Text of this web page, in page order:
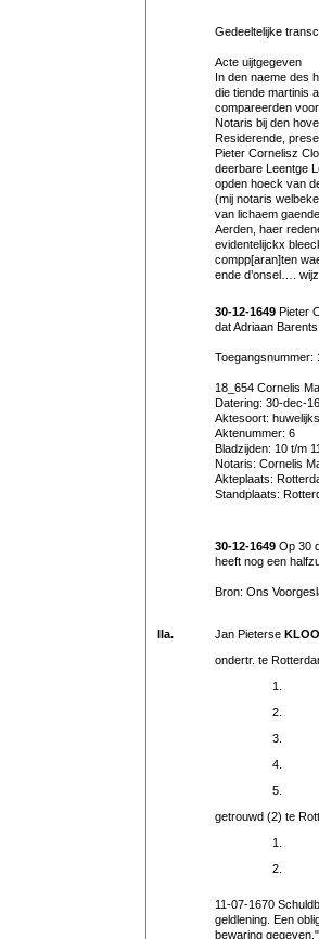
Gedeeltelijke
Acte uijtgegeven
In den naeme des
die tiende martinis
compareerden
Notaris bij den
Residerende,
Pieter Cornelisz
deerbare Leentge
opden hoeck van
(mij notaris
van lichaem
Aerden, haer
evidentelijckx
compp[aran]ten
ende d’onsel….
30-12-1649Pieter
dat Adriaan
Toegangsnummer:
18_654 Cornelis
Datering: 30-dec-
Aktesoort:
Aktenummer: 6
Bladzijden: 10 t/m 11
Notaris: Cornelis
Akteplaats:
Standplaats:
30-12-1649Op 30
heeft nog een
Bron: Ons
IIa. Jan Pieterse
ondertr. te
1.
2.
3.
4.
5.
getrouwd (2) te
1.
2.
11-07-1670
geldlening. Een
bewaring gegeven."